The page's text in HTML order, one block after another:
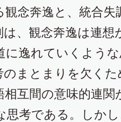
観念奔逸と、統合失
は、観念奔逸は連想
に逸れていくよう
のまとまりを欠く
相互間の意味的連関
思考である。しか